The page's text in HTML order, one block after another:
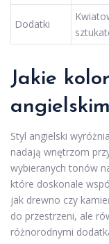
Dodatki
Jakie
Styl angielski
nadają wnętrzom
wybieranych tonów
które doskonale
jak drewno czy
do przestrzeni, ale
różnorodnymi